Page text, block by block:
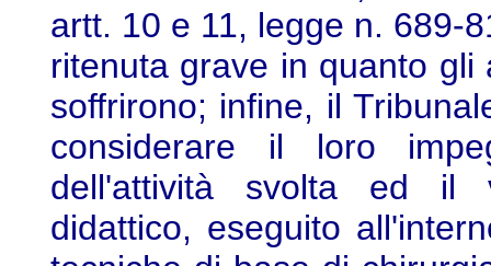
artt. 10 e 11, legge n. 689-
ritenuta grave in quanto
soffrirono; infine, il
considerare il loro
dell'attività svolta ed il
didattico, eseguito